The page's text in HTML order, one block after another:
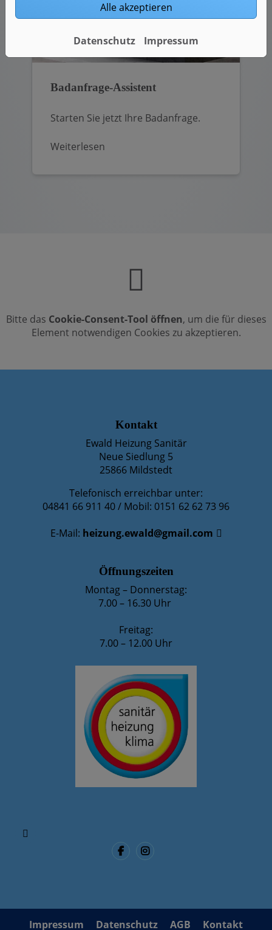
Badanfrage-Assistent
Starten Sie jetzt Ihre Badanfrage.
Weiterlesen
Bitte das Cookie-Consent-Tool öffnen, um die für dieses
Element notwendigen Cookies zu akzeptieren.
Kontakt
Ewald Heizung Sanitär
Neue Siedlung 5
25866 Mildstedt
Telefonisch erreichbar unter:
04841 66 911 40 / Mobil: 0151 62 62 73 96
E-Mail: heizung.ewald@gmail.com
Öffnungszeiten
Montag – Donnerstag:
7.00 – 16.30 Uhr
Freitag:
7.00 – 12.00 Uhr
Impressum Datenschutz AGB Kontakt
Alle akzeptieren
Datenschutz Impressum